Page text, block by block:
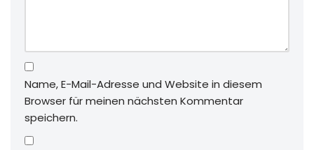
Name, E-Mail-Adresse und Website in diesem
Browser für meinen nächsten Kommentar
speichern.